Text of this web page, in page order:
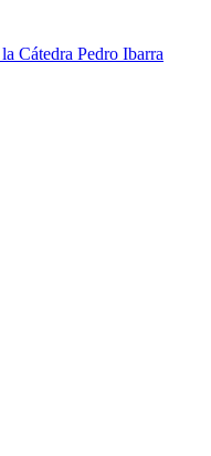
Cátedra Pedro Ibarra